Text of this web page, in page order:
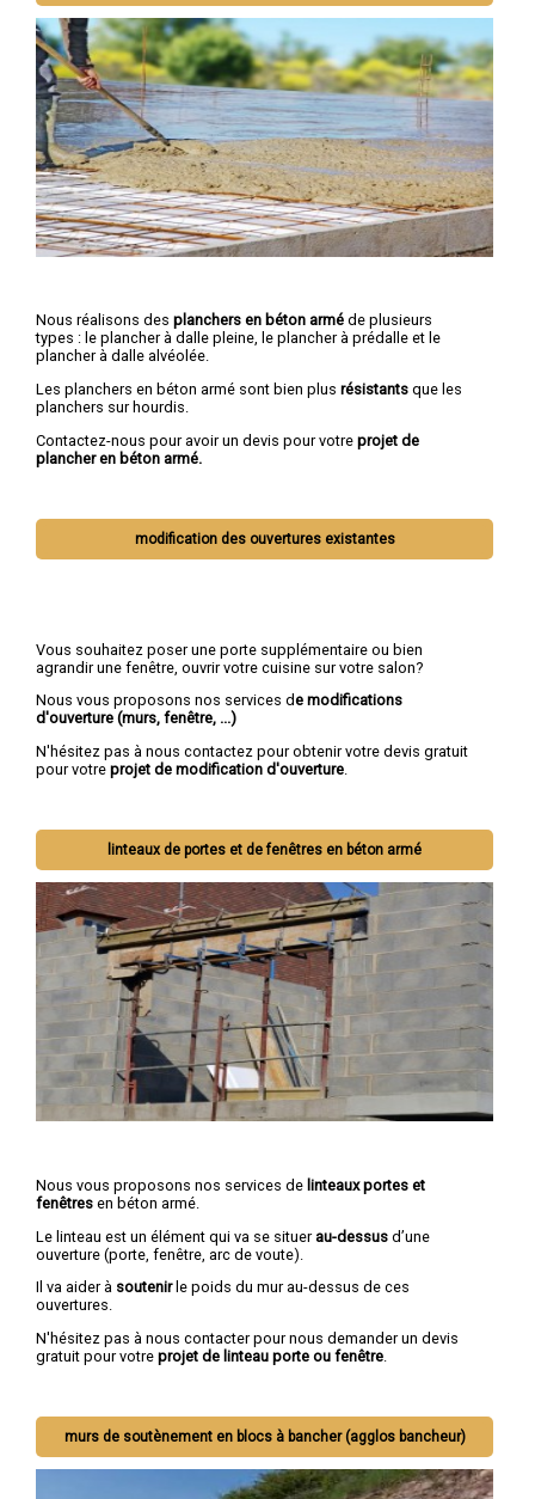
Nous réalisons des planchers en béton armé de plusieurs
types : le plancher à dalle pleine, le plancher à prédalle et le
plancher à dalle alvéolée.
Les planchers en béton armé sont bien plus résistants que les
planchers sur hourdis.
Contactez-nous pour avoir un devis pour votre projet de
plancher en béton armé.
modification des ouvertures existantes
Vous souhaitez poser une porte supplémentaire ou bien
agrandir une fenêtre, ouvrir votre cuisine sur votre salon?
Nous vous proposons nos services de modifications
d'ouverture (murs, fenêtre, ...)
N'hésitez pas à nous contactez pour obtenir votre devis gratuit
pour votre projet de modification d'ouverture.
linteaux de portes et de fenêtres en béton armé
Nous vous proposons nos services de linteaux portes et
fenêtres en béton armé.
Le linteau est un élément qui va se situer au-dessus d’une
ouverture (porte, fenêtre, arc de voute).
Il va aider à soutenirle poids du mur au-dessus de ces
ouvertures.
N'hésitez pas à nous contacter pour nous demander un devis
gratuit pour votre projet de linteau porte ou fenêtre.
murs de soutènement en blocs à bancher (agglos bancheur)